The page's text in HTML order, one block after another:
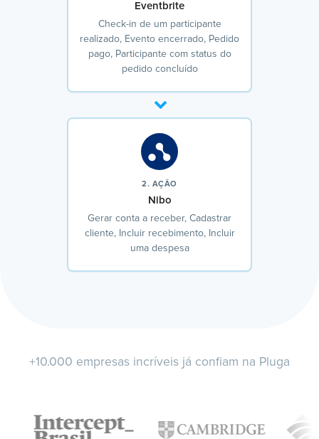
Eventbrite
Check-in de um participante
realizado, Evento encerrado, Pedido
pago, Participante com status do
pedido concluído
2. AÇÃO
Nibo
Gerar conta a receber, Cadastrar
cliente, Incluir recebimento, Incluir
uma despesa
+10.000 empresas incríveis já confiam na Pluga